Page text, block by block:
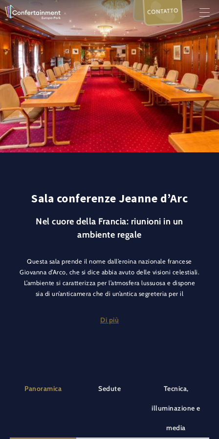
CONTATTO
Sala conferenze Jeanne d’Arc
Nel cuore della Francia: riunioni in un
ambiente regale
Questa sala prende il nome dall’eroina nazionale francese
Giovanna d’Arco, che si dice abbia avuto delle visioni celestiali.
L’ambiente si caratterizza per l’atmosfera lussuosa e dispone
sia di un’anticamera che di un’antica segreteria per il
pausa tra una sessione e l’altra. Può essere utilizzata anche per
ospitare gruppi per riunioni separate, workshop oppure un
parco, oppure può essere utilizzata come ufficio di produzione
della sala è ideale per le tavole rotonde.
Di più
Panoramica Sedute Tecnica,
illuminazione e
media